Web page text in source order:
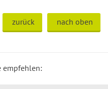
zurück nach oben
empfehlen: